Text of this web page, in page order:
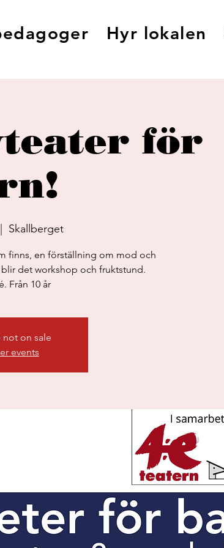
Hyr lokalen
för
Skallberget
finns, en förställning om mod och
det workshop och fruktstund.
not on sale
events